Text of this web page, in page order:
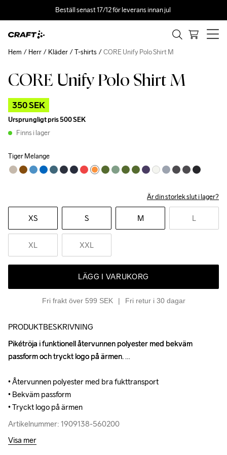
Beställ senast 17/12 för leverans innan jul
CORE Unify Polo Shirt M
350 SEK
Ursprungligt pris500 SEK
Finns i lager
Tiger Melange
Är din storlek slut i lager?
XS S M L
XL XXL
LÄGG I VARUKORG
Fri frakt över 599 SEK Fri retur i 30 dagar
Hem Herr Kläder T-shirts CORE Unify Polo Shirt M
Outlet Recycled
PRODUKTBESKRIVNING
Pikétröja i funktionell återvunnen polyester med bekväm
passform och tryckt logo på ärmen.
• Återvunnen polyester med bra fukttransport
• Bekväm passform
• Tryckt logo på ärmen
Artikelnummer: 1909138-560200
Pikétröja i funktionell återvunnen polyester med bekväm
passform och tryckt logo på ärmen.
• Återvunnen polyester med bra fukttransport
• Bekväm passform
• Tryckt logo på ärmen
Artikelnummer: 1909138-560200
Visa mer